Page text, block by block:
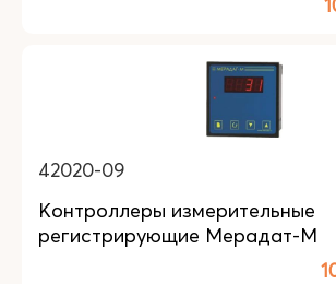
42020-09
Контроллеры измерительные
регистрирующие Мерадат-М